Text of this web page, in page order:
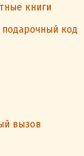
книги
подарочный код
вызов